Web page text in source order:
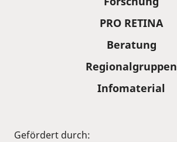
PRO RETINA
Beratung
Regionalgruppen
Infomaterial
Gefördert durch: